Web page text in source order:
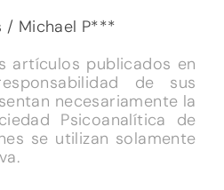
/ Michael P***
artículos publicados en
de sus
necesariamente la
Psicoanalítica de
se utilizan solamente